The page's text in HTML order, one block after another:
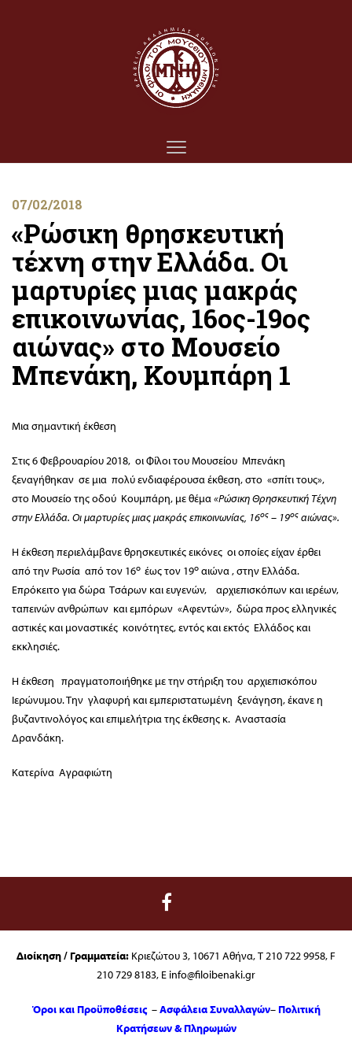
07/02/2018
«Ρώσικη θρησκευτική
τέχνη στην Ελλάδα. Οι
μαρτυρίες μιας μακράς
επικοινωνίας, 16ος-19ος
αιώνας» στο Μουσείο
Μπενάκη, Κουμπάρη 1
Μια σημαντική έκθεση
Στις 6 Φεβρουαρίου 2018, οι Φίλοι του Μουσείου Μπενάκη
ξεναγήθηκαν σε μια πολύ ενδιαφέρουσα έκθεση, στο «σπίτι τους»,
στο Μουσείο της οδού Κουμπάρη, με θέμα«Ρώσικη Θρησκευτική Τέχνη
στην Ελλάδα. Οι μαρτυρίες μιας μακράς επικοινωνίας, 16ος – 19ος αιώνας».
Η έκθεση περιελάμβανε θρησκευτικές εικόνες οι οποίες είχαν έρθει
από την Ρωσία από τον 16ο έως τον 19ο αιώνα , στην Ελλάδα.
Επρόκειτο για δώρα Τσάρων και ευγενών, αρχιεπισκόπων και ιερέων,
ταπεινών ανθρώπων και εμπόρων «Αφεντών», δώρα προς ελληνικές
αστικές και μοναστικές κοινότητες, εντός και εκτός Ελλάδος και
εκκλησιές.
Η έκθεση πραγματοποιήθηκε με την στήριξη του αρχιεπισκόπου
Ιερώνυμου. Την γλαφυρή και εμπεριστατωμένη ξενάγηση, έκανε η
βυζαντινολόγος και επιμελήτρια της έκθεσης κ. Αναστασία
Δρανδάκη.
Κατερίνα Αγραφιώτη
Διοίκηση / Γραμματεία: Κριεζώτου 3, 10671 Αθήνα, T 210 722 9958, F
210 729 8183, E info@filoibenaki.gr
Όροι και Προϋποθέσεις –Ασφάλεια Συναλλαγών– Πολιτική
Κρατήσεων & Πληρωμών